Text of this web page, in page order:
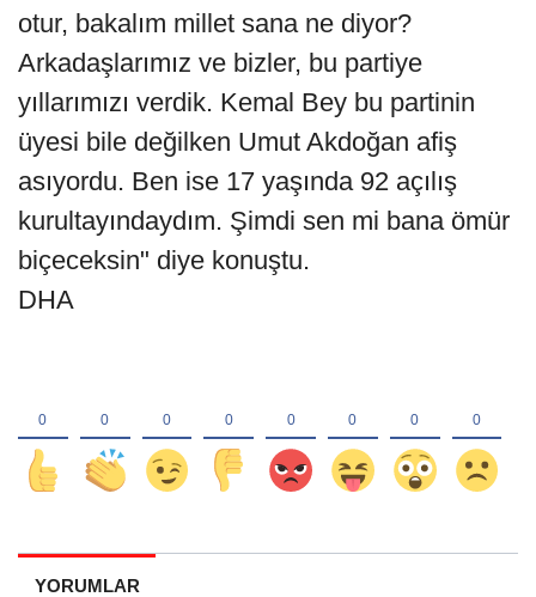
otur, bakalım millet sana ne diyor?
Arkadaşlarımız ve bizler, bu partiye
yıllarımızı verdik. Kemal Bey bu partinin
üyesi bile değilken Umut Akdoğan afiş
asıyordu. Ben ise 17 yaşında 92 açılış
kurultayındaydım. Şimdi sen mi bana ömür
biçeceksin" diye konuştu.
DHA
YORUMLAR